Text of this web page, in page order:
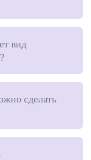
вид
сделать